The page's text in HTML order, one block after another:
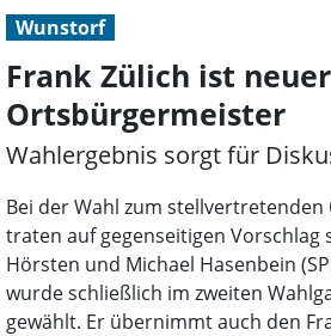
Wunstorf
Frank Zülich ist neuer
Ortsbürgermeister
Wahlergebnis sorgt für
Bei der Wahl zum
traten auf gegenseitigen Vorschlag
Hörsten und Michael Hasenbein
wurde schließlich im zweiten
gewählt. Er übernimmt auch den